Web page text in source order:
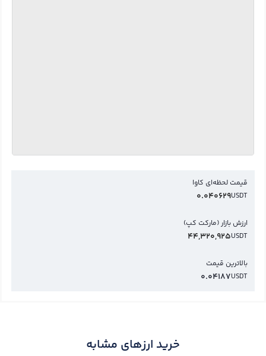
قیمت لحظه‌ای کاوا
USDT
0.040629
ارزش بازار (مارکت کپ)
USDT
44,320,925
بالاترین قیمت
USDT
0.04187
خرید ارزهای مشابه